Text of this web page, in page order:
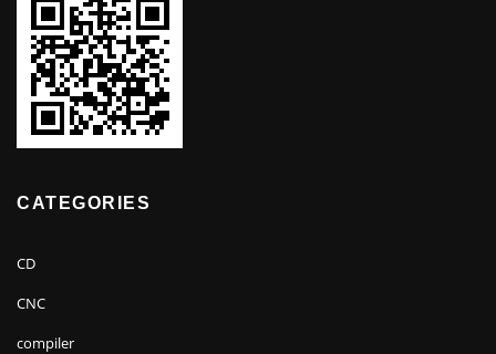
CATEGORIES
CD
CNC
compiler